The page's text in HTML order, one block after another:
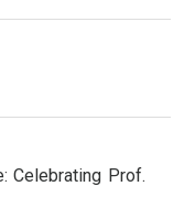
Celebrating Prof.